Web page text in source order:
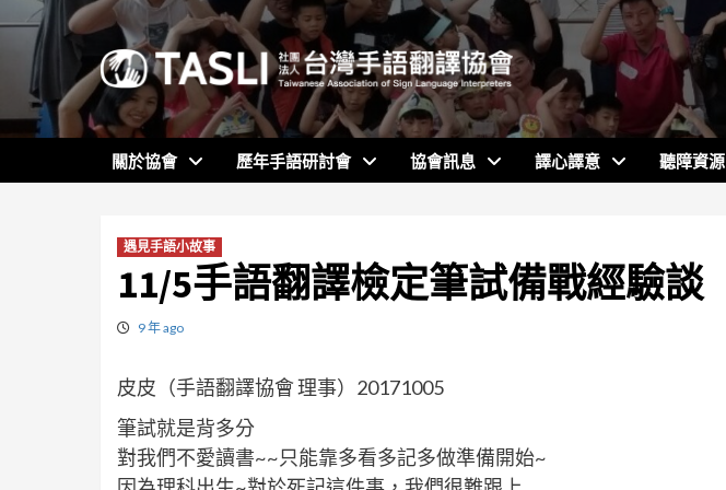
Skip
content
關於協會 歷年手語研討會 協會訊息 譯心譯意 聽障資源
遇見手語小故事
11/5手語翻譯檢定筆試備戰經驗談
9 年 ago
皮皮（手語翻譯協會 理事）20171005
筆試就是背多分
對我們不愛讀書~~只能靠多看多記多做準備開始~